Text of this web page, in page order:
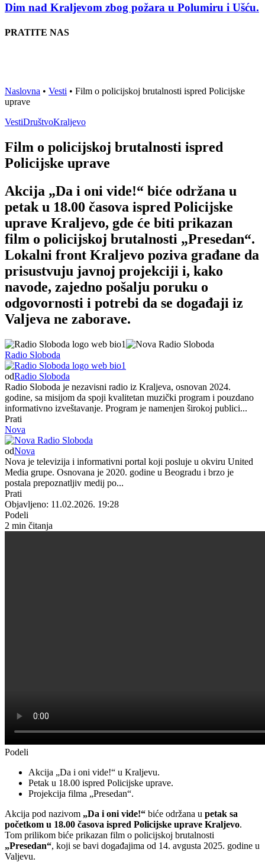
Dim nad Kraljevom zbog požara u Polumiru i Ušću.
PRATITE NAS
Naslovna • Vesti • Film o policijskoj brutalnosti ispred Policijske
uprave
VestiDruštvoKraljevo
Film o policijskoj brutalnosti ispred
Policijske uprave
Akcija „Da i oni vide!“ biće održana u
petak u 18.00 časova ispred Policijske
uprave Kraljevo, gde će biti prikazan
film o policijskoj brutalnosti „Presedan“.
Lokalni front Kraljevo poziva građane da
prisustvuju javnoj projekciji i, kako
navode, zajedno pošalju poruku o
odgovornosti i potrebi da se događaji iz
Valjeva ne zaborave.
Radio Sloboda
odRadio Sloboda
Radio Sloboda je nezavisni radio iz Kraljeva, osnovan 2024.
godine, sa misijom da spoji kvalitetan muzički program i pouzdano
informativno izveštavanje. Program je namenjen širokoj publici...
Prati
Nova
odNova
Nova je televizija i informativni portal koji posluje u okviru United
Media grupe. Osnovana je 2020. godine u Beogradu i brzo je
postala prepoznatljiv medij po...
Prati
Objavljeno: 11.02.2026. 19:28
Podeli
2 min čitanja
Podeli
Akcija „Da i oni vide!“ u Kraljevu.
Petak u 18.00 ispred Policijske uprave.
Projekcija filma „Presedan“.
Akcija pod nazivom „Da i oni vide!“ biće održana u petak sa
početkom u 18.00 časova ispred Policijske uprave Kraljevo.
Tom prilikom biće prikazan film o policijskoj brutalnosti
„Presedan“, koji se bavi događajima od 14. avgusta 2025. godine u
Valjevu.